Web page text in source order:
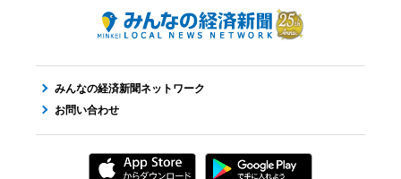
みんなの経済新聞ネットワーク
お問い合わせ